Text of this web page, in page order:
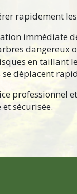
rapidement les
immédiate
en taillant
se déplacent
professionnel
sécurisée.